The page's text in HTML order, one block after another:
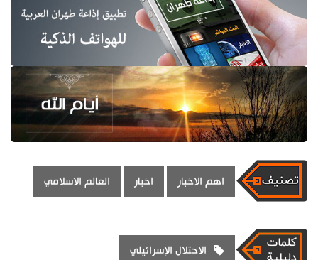
اهم الاخبار اخبار العالم الاسلامي
الاحتلال الإسرائيلي